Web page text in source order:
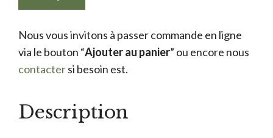
Nous vous invitons à passer commande en ligne
via le bouton “Ajouter au panier” ou encore nous
contactersi besoin est.
Description